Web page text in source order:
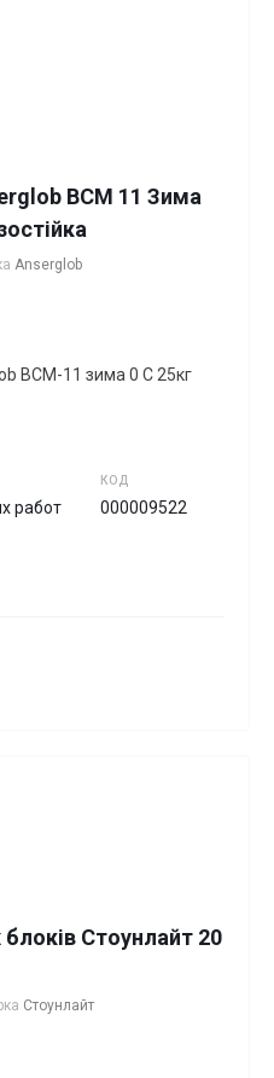
BCM 11 Зима
Anserglob
BCM-11 зима 0 С 25кг
работ
КОД
000009522
Стоунлайт 20
Стоунлайт